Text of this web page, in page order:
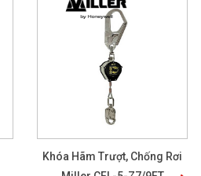
Khóa Hãm Trượt, Chống Rơi